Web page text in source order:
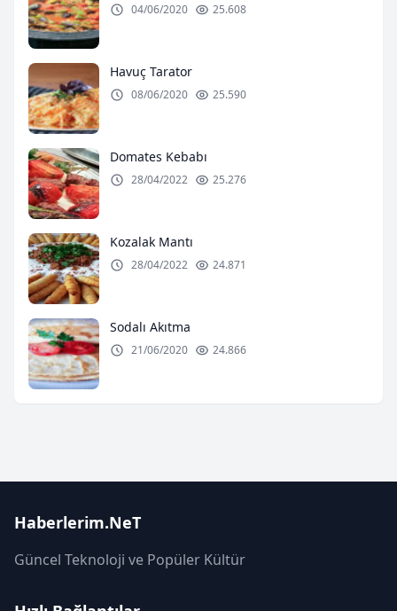
04/06/2020 25.608
Havuç Tarator
08/06/2020 25.590
Domates Kebabı
28/04/2022 25.276
Kozalak Mantı
28/04/2022 24.871
Sodalı Akıtma
21/06/2020 24.866
Haberlerim.NeT
Güncel Teknoloji ve Popüler Kültür